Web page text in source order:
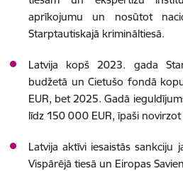
aprīkojumu un nosūtot
Starptautiskajā krimināltiesā.
Latvija kopš 2023. gada
budžetā un Cietušo fondā
EUR, bet 2025. Gadā
līdz 150 000 EUR, īpaši
Latvija aktīvi iesaistās sankciju
Vispārējā tiesā un Eiropas